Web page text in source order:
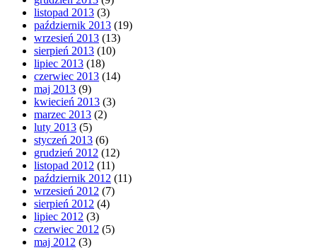
listopad 2013 (3)
październik 2013 (19)
wrzesień 2013 (13)
sierpień 2013 (10)
lipiec 2013 (18)
czerwiec 2013 (14)
maj 2013 (9)
kwiecień 2013 (3)
marzec 2013 (2)
luty 2013 (5)
styczeń 2013 (6)
grudzień 2012 (12)
listopad 2012 (11)
październik 2012 (11)
wrzesień 2012 (7)
sierpień 2012 (4)
lipiec 2012 (3)
czerwiec 2012 (5)
maj 2012 (3)